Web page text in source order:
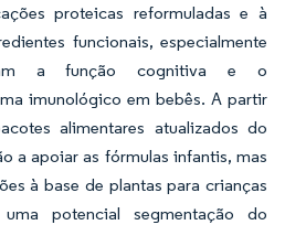
proteicas reformuladas e à
funcionais, especialmente
a função cognitiva e o
imunológico em bebês. A partir
alimentares atualizados do
a apoiar as fórmulas infantis, mas
à base de plantas para crianças
potencial segmentação do